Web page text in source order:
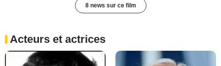
8 news sur ce film
Acteurs et actrices